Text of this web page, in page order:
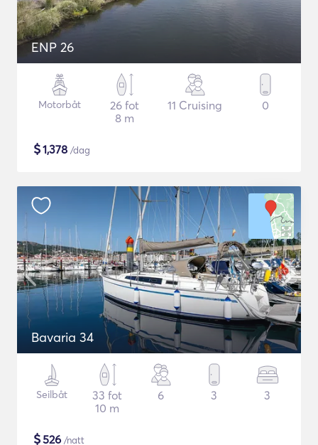
ENP 26
Motorbåt
26 fot
8 m
11 Cruising 0
$1,378 /dag
Bavaria 34
Seilbåt
33 fot
10 m
6 3 3
$526 /natt